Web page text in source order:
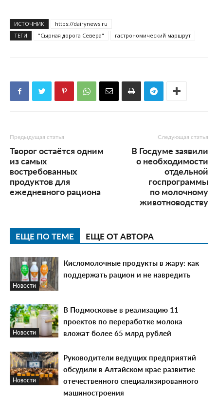
ИСТОЧНИК
https://dairynews.ru
ТЕГИ
"Сырная дорога Севера" гастрономический маршрут
Предыдущая статья
Творог остаётся одним
из самых
востребованных
продуктов для
ежедневного рациона
Следующая статья
В Госдуме заявили
о необходимости
отдельной
госпрограммы
по молочному
животноводству
ЕЩЕ ПО ТЕМЕ ЕЩЕ ОТ АВТОРА
Новости
Кисломолочные продукты в жару: как
поддержать рацион и не навредить
Новости
В Подмосковье в реализацию 11
проектов по переработке молока
вложат более 65 млрд рублей
Новости
Руководители ведущих предприятий
обсудили в Алтайском крае развитие
отечественного специализированного
машиностроения